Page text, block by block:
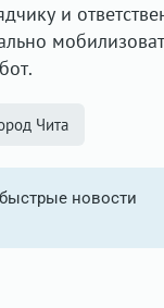
и
Чита
новости